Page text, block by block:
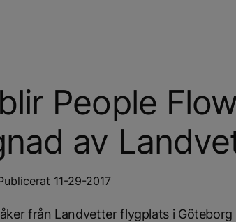
People
av
11-29-2017
från Landvetter flygplats i